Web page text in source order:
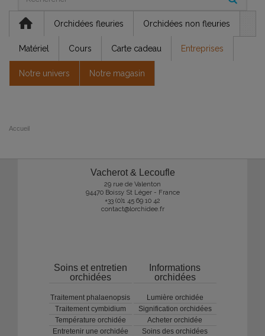
Orchidées fleuries Orchidées non fleuries
Matériel Cours Carte cadeau Entreprises
Notre univers Notre magasin
Accueil
Vacherot & Lecoufle
29 rue de Valenton
94470 Boissy St Léger - France
+33 (0)1 45 69 10 42
contact@lorchidee.fr
Soins et entretien
orchidées
Traitement phalaenopsis
Traitement cymbidium
Température orchidée
Entretenir une orchidée
Informations
orchidées
Lumière orchidée
Signification orchidées
Acheter orchidée
Soins des orchidées